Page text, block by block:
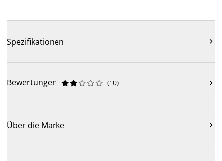
Spezifikationen 
Bewertungen 




 (10) 
Über die Marke 